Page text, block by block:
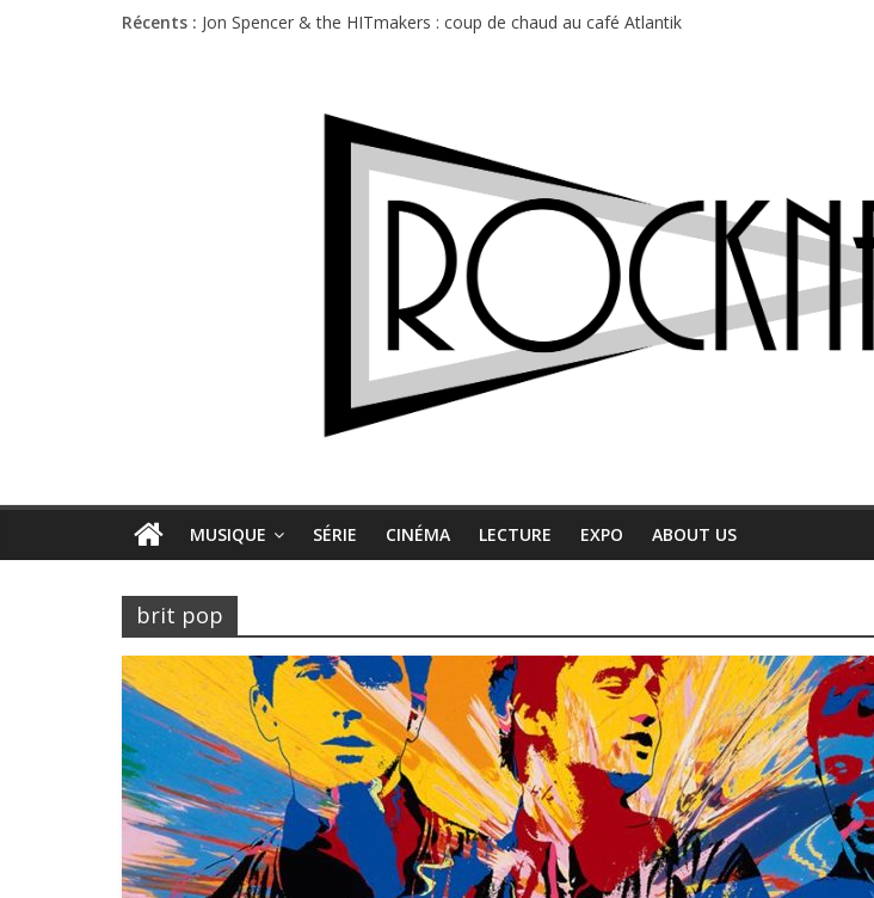
Récents : Jon Spencer & the HITmakers : coup de chaud au café Atlantik
Charlie Puth à l’Olympia : la leçon de pop du Professeur Puth
MUSIQUE SÉRIE CINÉMA LECTURE EXPO ABOUT US
brit pop